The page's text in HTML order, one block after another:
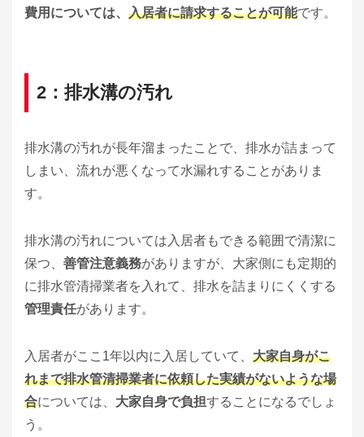
費用については、 入居者に請求することが可能です。
2：排水溝の汚れ
排水溝の汚れが長年溜まったことで、排水が詰まって
しまい、流れが悪くなって水漏れすることがありま
す。
排水溝の汚れについては入居者もできる範囲で清潔に
保つ、 善管注意義務がありますが、大家側にも定期的
に排水管清掃業者を入れて、排水を詰まりにくくする
管理責任があります。
入居者がここ1年以内に入居していて、 大家自身がこ
れまで排水管清掃業者に依頼した実績がないような場
合については、 大家自身で負担することになるでしょ
う。